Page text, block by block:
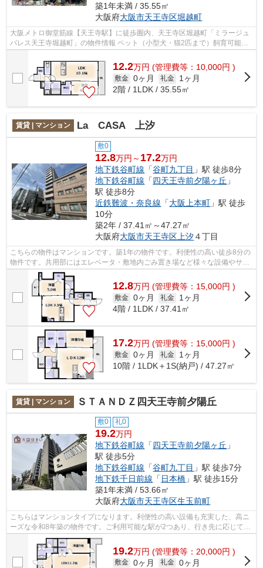
築1年未満 / 35.55㎡
大阪府大阪市天王寺区堀越町
大阪メトロ御堂筋線【天王寺駅】に徒歩圏内、天王寺区堀越町「ミラージュ
パレス天王寺堀越町」の物件情報 ペット（小型犬・猫2匹まで）飼育可能な
新築物件♪駅にも近くてアクセス良好♪...
12.2万円 (管理費等：10,000円 )
敷金 0ヶ月 礼金
1ヶ月
2階 / 1LDK / 35.55㎡
賃貸 | マンション La CASA 上汐
敷0
12.8万円～ 17.2万円
地下鉄谷町線 「谷町九丁目 」駅 徒歩8分
地下鉄谷町線 「四天王寺前夕陽ヶ丘 」
駅 徒歩8分
近鉄難波・奈良線 「大阪上本町 」駅 徒歩
10分
築2年 / 37.41㎡～47.27㎡
大阪府大阪市天王寺区 上汐４丁目
こちらの物件はマンションです。築1年の物件です。利便性の高い徒歩8分の
物件です。共用部にはエレベータ・敷地内ごみ置き場など様々な設備やサー
ビスが揃っているので便利です。「La...
12.8万円 (管理費等：15,000円 )
敷金 0ヶ月 礼金
1ヶ月
4階 / 1LDK / 37.41㎡
17.2万円 (管理費等：15,000円 )
敷金 0ヶ月 礼金
1ヶ月
10階 / 1LDK＋1S(納戸) / 47.27㎡
賃貸 | マンション ＳＴＡＮＤＺ四天王寺前夕陽丘
敷0 礼0
19.2万円
地下鉄谷町線 「四天王寺前夕陽ヶ丘 」
駅 徒歩5分
地下鉄谷町線 「谷町九丁目 」駅 徒歩7分
地下鉄千日前線 「 日本橋 」駅 徒歩15分
築1年未満 / 53.66㎡
大阪府大阪市天王寺区生玉前町
こちらはマンションタイプになります。利便性の高い設備も充実した、高ニ
ーズな令和8年築の物件です。ご利用可能な駅が2つあり、行き先に応じて乗
車駅の使い分けができます。共用部に...
19.2万円 (管理費等：20,000円 )
敷金 0ヶ月 礼金 0ヶ月